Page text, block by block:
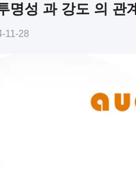
명성 과 강도 의 관계
11-28